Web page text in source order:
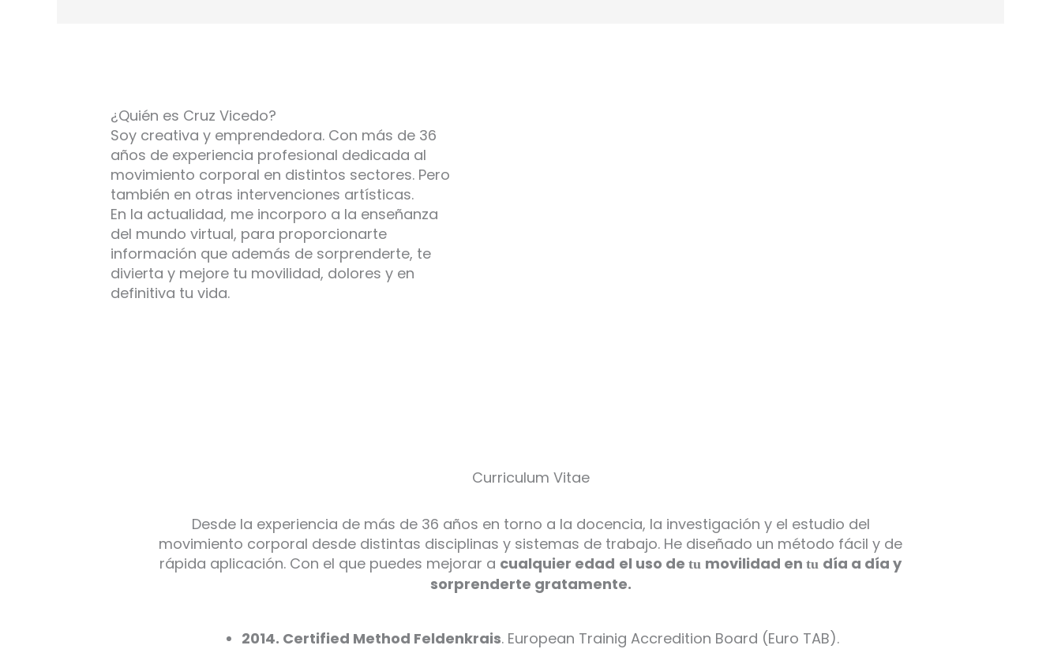
¿Quién es Cruz Vicedo?
Soy creativa y emprendedora. Con más de 36
años de experiencia profesional dedicada al
movimiento corporal en distintos sectores. Pero
también en otras intervenciones artísticas.
En la actualidad, me incorporo a la enseñanza
del mundo virtual, para proporcionarte
información que además de sorprenderte, te
divierta y mejore tu movilidad, dolores y en
definitiva tu vida.
Curriculum Vitae
Desde la experiencia de más de 36 años en torno a la docencia, la investigación y el estudio del
movimiento corporal desde distintas disciplinas y sistemas de trabajo. He diseñado un método fácil y de
rápida aplicación. Con el que puedes mejorar a cualquier edad el uso de tu movilidad en tu día a día y
sorprenderte gratamente.
2014. Certified Method Feldenkrais. European Trainig Accredition Board (Euro TAB).